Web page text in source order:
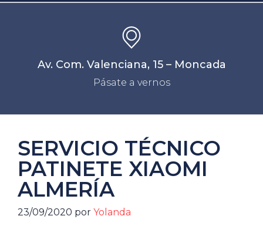
Av. Com. Valenciana, 15 – Moncada
Pásate a vernos
SERVICIO TÉCNICO
PATINETE XIAOMI
ALMERÍA
23/09/2020 por Yolanda